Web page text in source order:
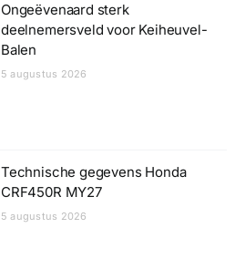
Ongeëvenaard sterk
deelnemersveld voor Keiheuvel-
Balen
5 augustus 2026
Technische gegevens Honda
CRF450R MY27
5 augustus 2026